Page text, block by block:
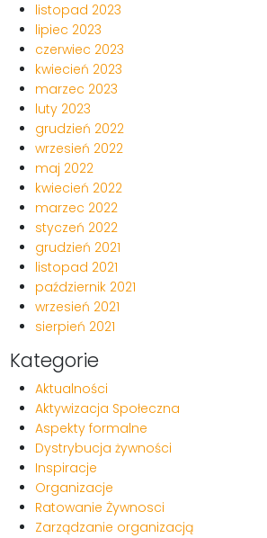
listopad 2023
lipiec 2023
czerwiec 2023
kwiecień 2023
marzec 2023
luty 2023
grudzień 2022
wrzesień 2022
maj 2022
kwiecień 2022
marzec 2022
styczeń 2022
grudzień 2021
listopad 2021
październik 2021
wrzesień 2021
sierpień 2021
Kategorie
Aktualności
Aktywizacja Społeczna
Aspekty formalne
Dystrybucja żywności
Inspiracje
Organizacje
Ratowanie Żywnosci
Zarządzanie organizacją